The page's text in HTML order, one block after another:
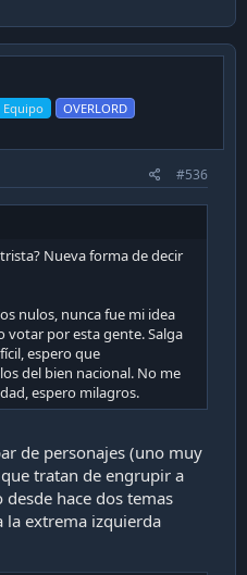
OVERLORD
#536
Nueva forma de decir
nulos, nunca fue mi idea
por esta gente. Salga
espero que
del bien nacional. No me
espero milagros.
de personajes (uno muy
tratan de engrupir a
hace dos temas
la extrema izquierda